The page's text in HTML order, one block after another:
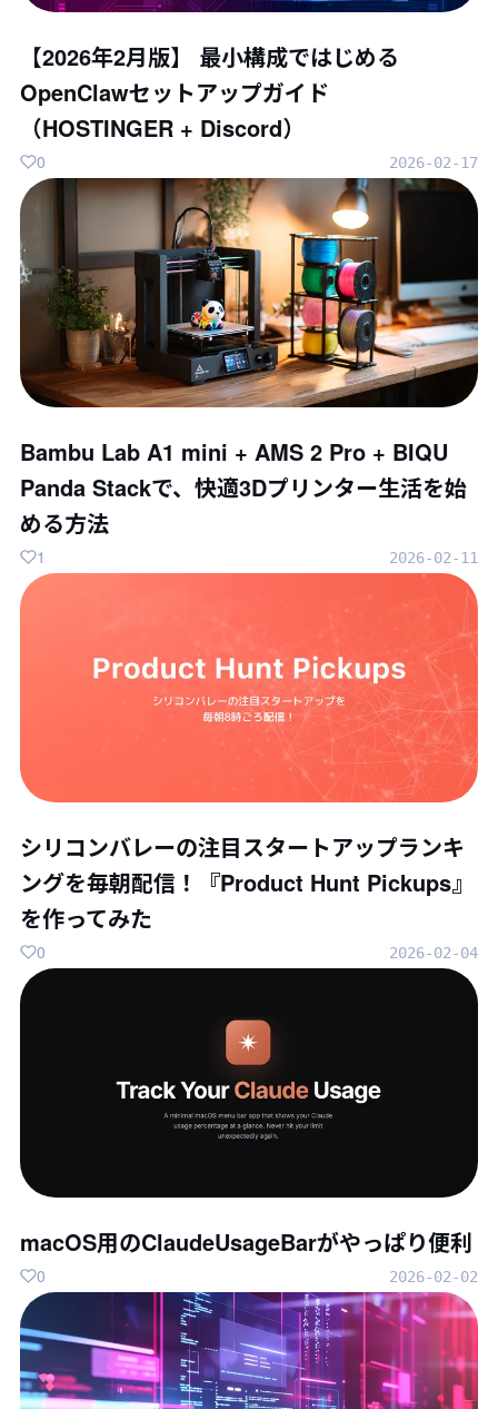
【2026年2月版】 最小構成ではじめる
OpenClawセットアップガイド
（HOSTINGER + Discord）
2026-02-17
0
Bambu Lab A1 mini + AMS 2 Pro + BIQU
Panda Stackで、快適3Dプリンター生活を始
める方法
2026-02-11
1
シリコンバレーの注目スタートアップランキ
ングを毎朝配信！『Product Hunt Pickups』
を作ってみた
2026-02-04
0
macOS用のClaudeUsageBarがやっぱり便利
2026-02-02
0